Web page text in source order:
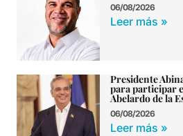
06/08/2026
Leer más »
Presidente
para participar
Abelardo de la
06/08/2026
Leer más »